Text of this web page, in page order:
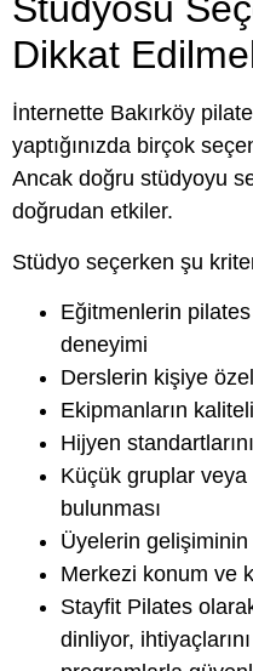
Dikkat
İnternette Bakırköy
yaptığınızda birçok
Ancak doğru stüdyoyu
doğrudan etkiler.
Stüdyo seçerken şu
Eğitmenlerin
deneyimi
Derslerin kişiye
Ekipmanların
Hijyen
Küçük gruplar
bulunması
Üyelerin
Merkezi konum ve
Stayfit Pilates
dinliyor,